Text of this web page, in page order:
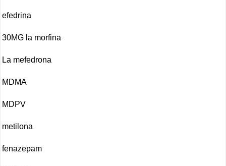
efedrina
30MG la morfina
La mefedrona
MDMA
MDPV
metilona
fenazepam